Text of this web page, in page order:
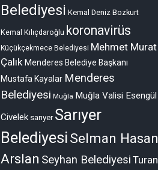
Belediyesi Kemal Deniz Bozkurt
Kemal Kılıçdaroğlu koronavirüs
Küçükçekmece Belediyesi Mehmet Murat
Çalık Menderes Belediye Başkanı
Mustafa Kayalar Menderes
Belediyesi Muğla Muğla Valisi Esengül
Civelek sarıyer Sarıyer
BelediyesiSelman Hasan
Arslan Seyhan Belediyesi Turan